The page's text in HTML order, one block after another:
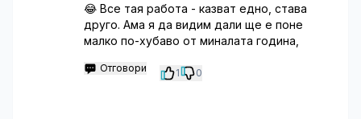
😂 Все тая работа - казват едно, става
друго. Ама я да видим дали ще е поне
малко по-хубаво от миналата година,
Отговори 1 0